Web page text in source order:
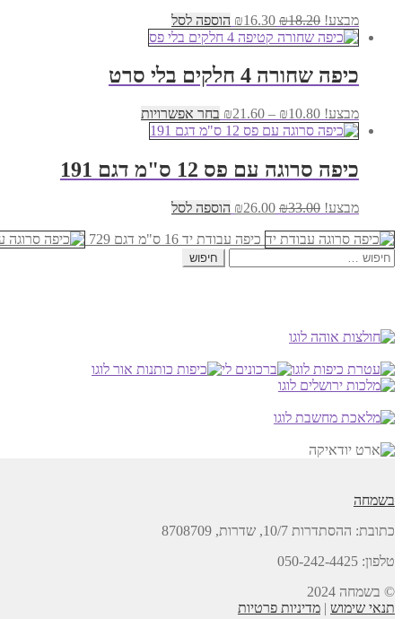
מבצע! ₪18.20
המחיר
המקורי
היה:
₪18.20.
₪16.30
המחיר
הנוכחי
הוא:
₪16.30.
הוספה לסל
כיפה שחורה 4 חלקים בלי סרט
מבצע! ₪10.80
–
₪21.60
טווח
מחירים:
עד
בחר אפשרויות
מספר
סוגים.
האפשרויות
כיפה סרוגה עם פס 12 ס"מ דגם 191
מבצע! ₪33.00
המחיר
היה:
₪26.00
המחיר
הוא:
₪26.00.
הוספה לסל
כיפה עבודת יד 16 ס"מ דגם 729
חיפוש:
בשמחה
כתובת: ההסתדרות 10/7, שדרות,
8708709
טלפון: 050-242-4425
© בשמחה 2024
תנאי שימוש | מדיניות פרטיות